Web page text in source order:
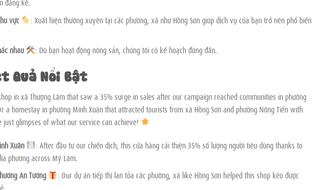
vực
: Xuất hiện thường xuyên tại các phường, xã như Hồng Sơn giúp dịch vụ của bạn trở nên phổ biến
nhau
: Dù bạn hoạt động nông sản, chúng tôi có kế hoạch đúng đắn.
Quả Nổi Bật
in xã Thượng Lâm that saw a 35% surge in sales after our campaign reached communities in phường
a homestay in phường Minh Xuân that attracted tourists from xã Hồng Sơn and phường Nông Tiến with
just glimpses of what our service can achieve!
Xuân
: After đầu tư our chiến dịch, this cửa hàng cải thiện 35% số lượng người tiêu dùng thanks to
phương across Mỹ Lâm.
An Tường
: Our dự án tiếp thị lan tỏa các phường, xã like Hồng Sơn helped this shop kéo được